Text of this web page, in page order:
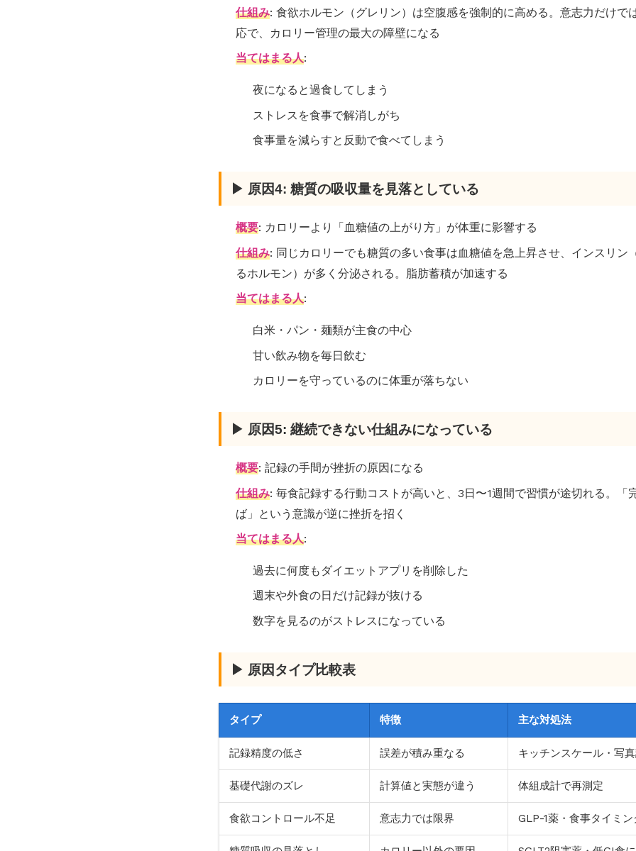
仕組み: 食欲ホルモン（グレリン）は空腹感を強制的に高める。意志力だけで
応で、カロリー管理の最大の障壁になる
当てはまる人:
夜になると過食してしまう
ストレスを食事で解消しがち
食事量を減らすと反動で食べてしまう
▶ 原因4: 糖質の吸収量を見落としている
概要: カロリーより「血糖値の上がり方」が体重に影響する
仕組み: 同じカロリーでも糖質の多い食事は血糖値を急上昇させ、インスリン
るホルモン）が多く分泌される。脂肪蓄積が加速する
当てはまる人:
白米・パン・麺類が主食の中心
甘い飲み物を毎日飲む
カロリーを守っているのに体重が落ちない
▶ 原因5: 継続できない仕組みになっている
概要: 記録の手間が挫折の原因になる
仕組み: 毎食記録する行動コストが高いと、3日〜1週間で習慣が途切れる。「
ば」という意識が逆に挫折を招く
当てはまる人:
過去に何度もダイエットアプリを削除した
週末や外食の日だけ記録が抜ける
数字を見るのがストレスになっている
▶ 原因タイプ比較表
タイプ 特徴 主な対処法
記録精度の低さ 誤差が積み重なる キッチンスケール・写
基礎代謝のズレ 計算値と実態が違う 体組成計で再測定
食欲コントロール不足 意志力では限界 GLP-1薬・食事タイミン